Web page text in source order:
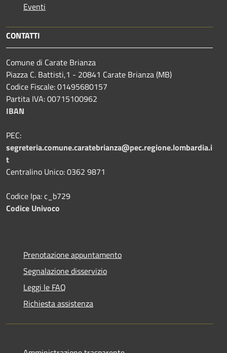
Eventi
CONTATTI
Comune di Carate Brianza
Piazza C. Battisti,1 - 20841 Carate Brianza (MB)
Codice Fiscale: 01495680157
Partita IVA: 00715100962
IBAN
PEC:
segreteria.comune.caratebrianza@pec.regione.lombardia.i
t
Centralino Unico: 0362 9871
Codice Ipa: c_b729
Codice Univoco
Prenotazione appuntamento
Segnalazione disservizio
Leggi le FAQ
Richiesta assistenza